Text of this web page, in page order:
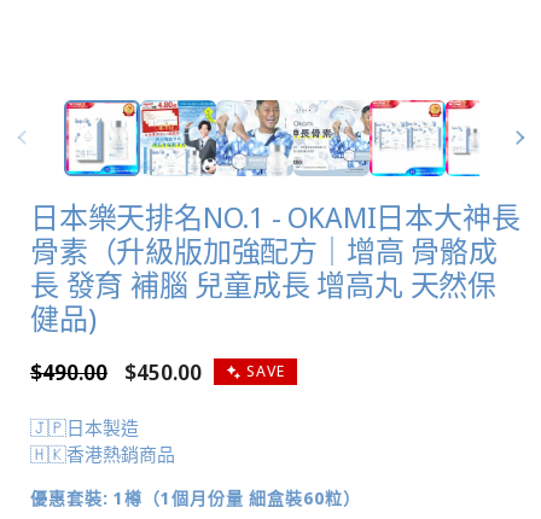
日本樂天排名NO.1 - OKAMI日本大神長
骨素（升級版加強配方｜增高 骨骼成
長 發育 補腦 兒童成長 增高丸 天然保
健品)
定
$490.00 售
$450.00 SAVE
🇯🇵日本製造
🇭🇰香港熱銷商品
優惠套裝: 1樽（1個月份量 細盒裝60粒）